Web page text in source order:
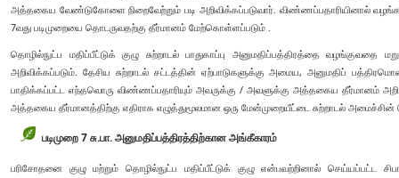
அத்தகைய வேண்டுகோளை நிறைவேற்றும் படி அறிவிக்கப்படுவார். விண்ணப்பதாரியினால்
7வது படிமுறையை தொடருவதற்கு தீர்மானம் மேற்கொள்ளப்படும் .
தொழில்நுட்ப மதிப்பீட்டுக் குழு சுற்றாடல் பாதுகாப்பு அனுமதிப்பத்திரத்தை வழங்குவதை
அறிவிக்கப்படும். தேசிய சுற்றாடல் சட்டத்தின் ஏற்பாடுகளுக்கு அமைய, அனுமதிப்
பாதிக்கப்பட்ட எந்தவொரு விண்ணப்பதாரியும் அவருக்கு / அவளுக்கு அத்தகைய தீர்மானம்
அத்தகைய தீர்மானத்திற்கு எதிராக எழுத்துமூலமான ஒரு மேன்முறையீட்டை சுற்றாடல்
படிமுறை 7 சு.பா. அனுமதிப்பத்திரத்திற்கான அங்கீகாரம்
பரிசோதனை குழு மற்றும் தொழில்நுட்ப மதிப்பீட்டுக் குழு என்பவற்றினால் செய்யப்பட்ட